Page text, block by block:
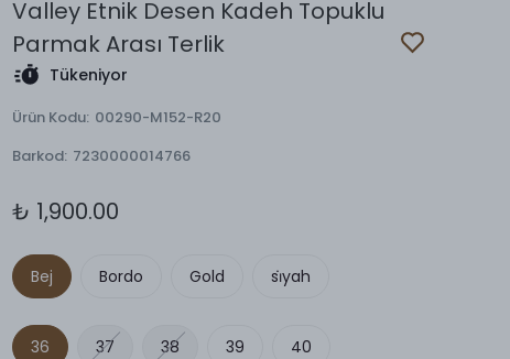
Valley Etnik Desen Kadeh Topuklu
Parmak Arası Terlik
Tükeniyor
Ürün Kodu: 00290-M152-R20
Barkod: 7230000014766
₺ 1,900.00
Bej Bordo Gold si̇yah
36 37 38 39 40